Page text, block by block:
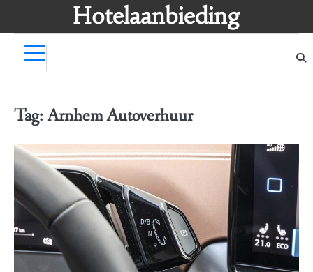
Hotelaanbieding
Tag:Arnhem Autoverhuur